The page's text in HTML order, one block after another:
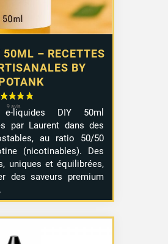
5 avis
50ML – RECETTES
BY
liquides DIY 50ml
par Laurent dans des
au ratio 50/50
(nicotinables). Des
uniques et équilibrées,
des saveurs premium